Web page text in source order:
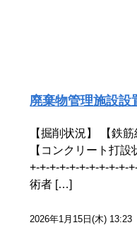
廃棄物管理施設設
【掘削状況】 【鉄
【コンクリート打
+-+-+-+-+-+-+-+-+-+-
術者 […]
2026年1月15日(木) 13:23